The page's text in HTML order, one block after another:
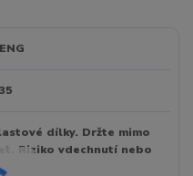
dílky. Držte mimo
Riziko vdechnutí nebo